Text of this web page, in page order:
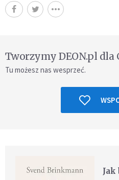
Tworzymy DEON.pl dla
Tu możesz nas wesprzeć.
Jak